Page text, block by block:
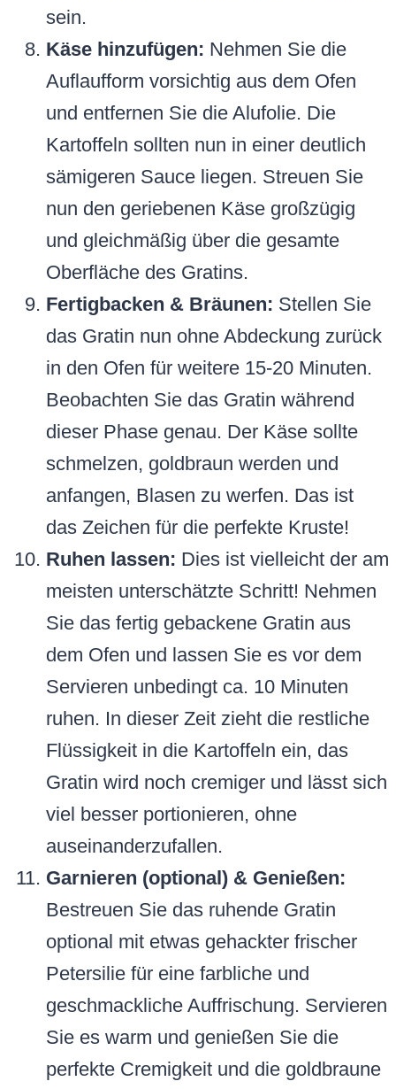
sein.
Käse hinzufügen: Nehmen Sie die
Auflaufform vorsichtig aus dem Ofen
und entfernen Sie die Alufolie. Die
Kartoffeln sollten nun in einer deutlich
sämigeren Sauce liegen. Streuen Sie
nun den geriebenen Käse großzügig
und gleichmäßig über die gesamte
Oberfläche des Gratins.
Fertigbacken & Bräunen: Stellen Sie
das Gratin nun ohne Abdeckung zurück
in den Ofen für weitere 15-20 Minuten.
Beobachten Sie das Gratin während
dieser Phase genau. Der Käse sollte
schmelzen, goldbraun werden und
anfangen, Blasen zu werfen. Das ist
das Zeichen für die perfekte Kruste!
Ruhen lassen: Dies ist vielleicht der am
meisten unterschätzte Schritt! Nehmen
Sie das fertig gebackene Gratin aus
dem Ofen und lassen Sie es vor dem
Servieren unbedingt ca. 10 Minuten
ruhen. In dieser Zeit zieht die restliche
Flüssigkeit in die Kartoffeln ein, das
Gratin wird noch cremiger und lässt sich
viel besser portionieren, ohne
auseinanderzufallen.
Garnieren (optional) & Genießen:
Bestreuen Sie das ruhende Gratin
optional mit etwas gehackter frischer
Petersilie für eine farbliche und
geschmackliche Auffrischung. Servieren
Sie es warm und genießen Sie die
perfekte Cremigkeit und die goldbraune